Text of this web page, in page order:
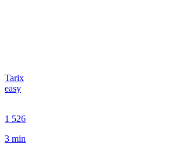
Tarix
easy
1 526
3 min